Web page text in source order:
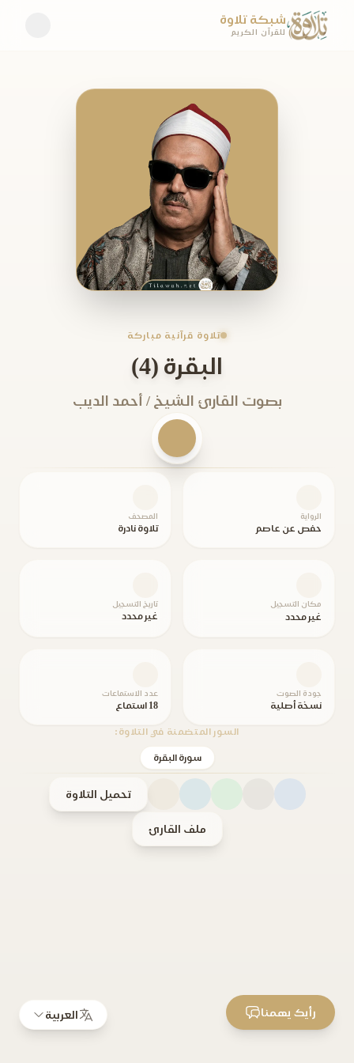
شبكة تلاوة
للقرآن الكريم
تلاوة قرآنية مباركة
البقرة (4)
بصوت القارئ الشيخ / أحمد الديب
الرواية
حفص عن عاصم
المصحف
تلاوة نادرة
مكان التسجيل
غير محدد
تاريخ التسجيل
غير محدد
جودة الصوت
نسخة أصلية
عدد الاستماعات
18 استماع
السور المتضمنة في التلاوة:
سورة البقرة
تحميل التلاوة
ملف القارئ
العربية رأيك يهمنا